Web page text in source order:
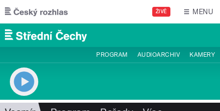
Přejít k hlavnímu obsahu
ŽIVĚ MENU
PROGRAM AUDIOARCHIV KAMERY